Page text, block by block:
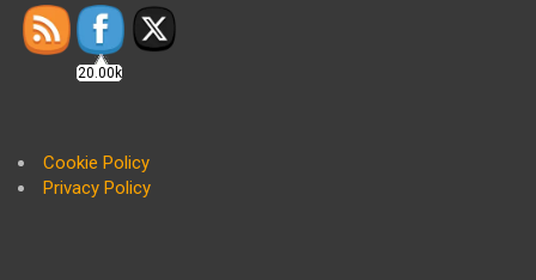
20.00k
Cookie Policy
Privacy Policy